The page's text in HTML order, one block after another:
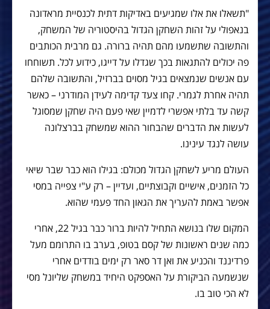
"תשאלו את אלו שמגיעים באדיקות דתית לכנסיית מראדונה
בנאפולי על זהות השחקן הגדול בהיסטוריה של המשחק,
והתשובה שתשמעו מהם תהיה ברורה. גם מרבית הכותבים
פה יכולים להתגאות בכך שגדלו על דייגו, כידוע לכל. תשוחחו
עם אנשים שנמצאים בגיל מסוים בברזיל, והתשובה שלהם
תהיה אחרת לגמרי. קחו צעד קדימה לעידן המודרני – כאשר
קשה עד בלתי אפשרי לדמיין שאי פעם היה שחקן שמסוגל
לעשות את הדברים שהבחור ההוא שמשחק בברצלונה
עושה לנגד עינינו.
העולם מריע לשחקן הגדול מכולם: בגילו הוא כבר שבר שיאי
כל הזמנים, אישיים וקבוצתיים, ועדיין – רק ע"י צפייה במסי
אפשר באמת להעריך את הגאון החד פעמי שהוא.
המקום שלו בנושא התחיל להיות ברור כבר בגיל 22, אחרי
כמה שנים ראשונות של קסם בטופ, בערב בו התרומם מעל
פרדיננד והכניע את ואן דר סאר רק ימים בודדים אחרי
שנשמעה הביקורת על האספקט היחיד במשחק שליונל מסי
לא הכי טוב בו.